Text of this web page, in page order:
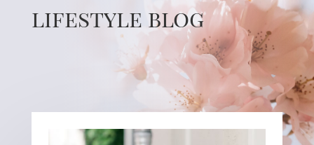
lifestyle blog